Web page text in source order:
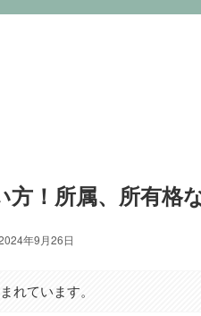
方！所属、所有格
年9月26日
れています。